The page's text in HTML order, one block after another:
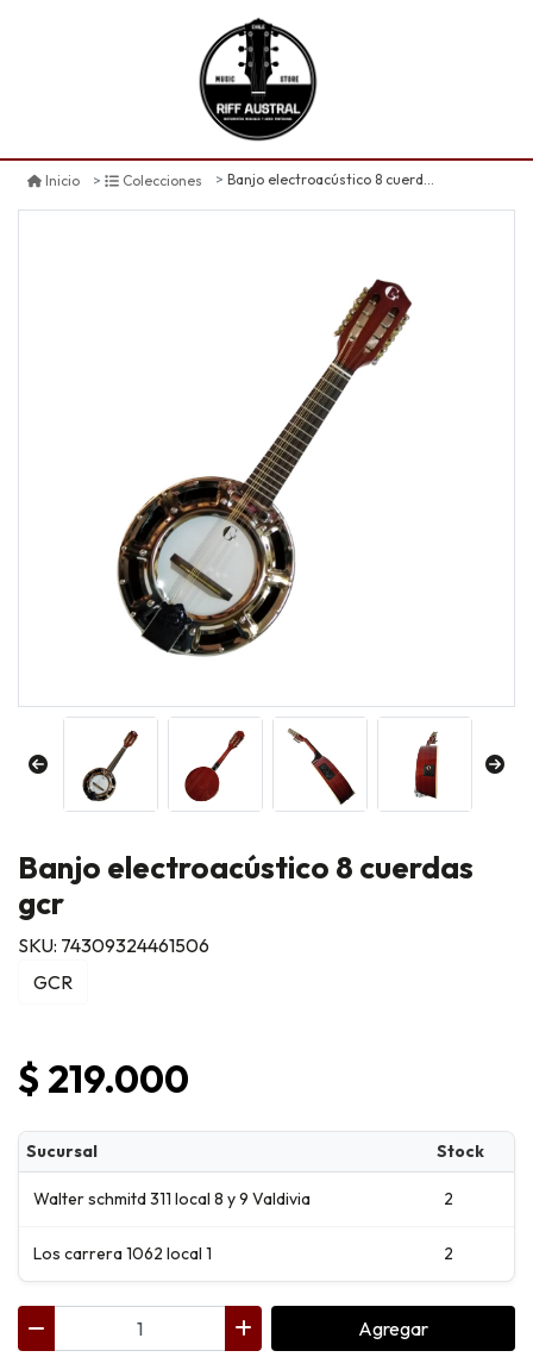
Inicio Colecciones Banjo electroacústico 8 cuerdas gcr
Banjo electroacústico 8 cuerdas
gcr
SKU: 74309324461506
GCR
$ 219.000
Sucursal Stock
Walter schmitd 311 local 8 y 9 Valdivia 2
Los carrera 1062 local 1 2
Agregar